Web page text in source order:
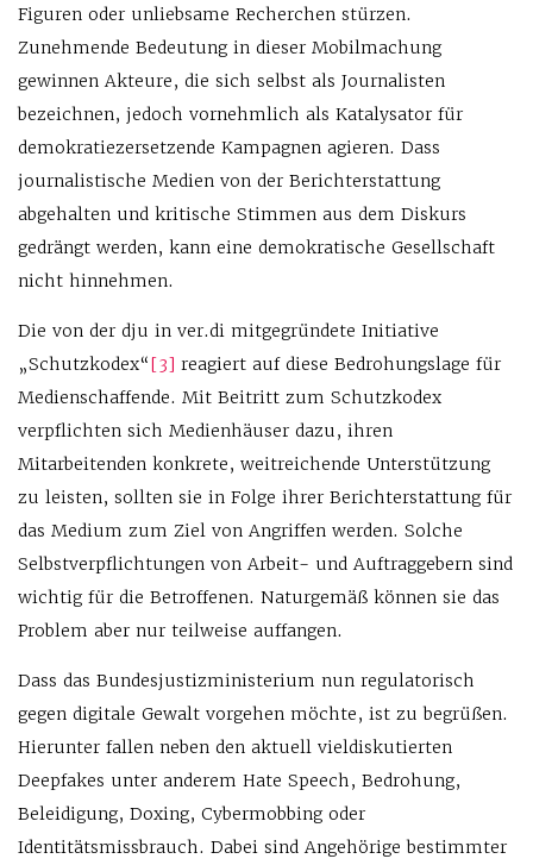
Figuren oder unliebsame Recherchen stürzen.
Zunehmende Bedeutung in dieser Mobilmachung
gewinnen Akteure, die sich selbst als Journalisten
bezeichnen, jedoch vornehmlich als Katalysator für
demokratiezersetzende Kampagnen agieren. Dass
journalistische Medien von der Berichterstattung
abgehalten und kritische Stimmen aus dem Diskurs
gedrängt werden, kann eine demokratische Gesellschaft
nicht hinnehmen.
Die von der dju in ver.di mitgegründete Initiative
„Schutzkodex“[3] reagiert auf diese Bedrohungslage für
Medienschaffende. Mit Beitritt zum Schutzkodex
verpflichten sich Medienhäuser dazu, ihren
Mitarbeitenden konkrete, weitreichende Unterstützung
zu leisten, sollten sie in Folge ihrer Berichterstattung für
das Medium zum Ziel von Angriffen werden. Solche
Selbstverpflichtungen von Arbeit- und Auftraggebern sind
wichtig für die Betroffenen. Naturgemäß können sie das
Problem aber nur teilweise auffangen.
Dass das Bundesjustizministerium nun regulatorisch
gegen digitale Gewalt vorgehen möchte, ist zu begrüßen.
Hierunter fallen neben den aktuell vieldiskutierten
Deepfakes unter anderem Hate Speech, Bedrohung,
Beleidigung, Doxing, Cybermobbing oder
Identitätsmissbrauch. Dabei sind Angehörige bestimmter